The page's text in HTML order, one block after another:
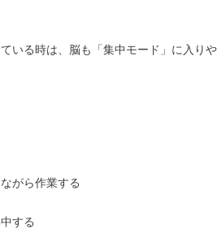
いる時は、脳も「集中モード」に入りや
がら作業する
する